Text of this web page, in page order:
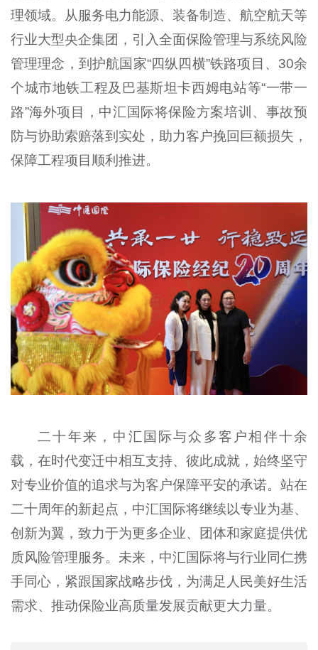
理领域。从服务电力能源、装备制造、航空航天等
行业大型央企集团，引入全面保险管理与系统风险
管理理念，到护航国家“四纵四横”铁路项目、30余
个城市地铁工程及巴基斯坦卡西姆电站等“一带一
路”海外项目，中汇国际将保险方案培训、事故预
防与协助索赔落到实处，助力客户挽回巨额损失，
保障工程项目顺利推进。
二十年来，中汇国际与众多客户相伴十余
载，在时代变迁中相互支持、彼此成就，始终坚守
对专业价值的追求与为客户保障平安的承诺。站在
二十周年的新起点，中汇国际将继续以专业为基、
创新为翼，致力于为更多企业、团体和家庭提供优
质风险管理服务。未来，中汇国际将与行业同仁携
手同心，紧跟国家战略步伐，为满足人民美好生活
需求、推动保险业高质量发展贡献更大力量。